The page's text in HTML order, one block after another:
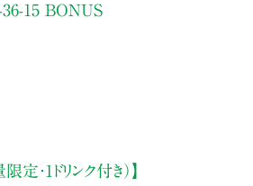
15 BONUS
定・1ドリンク付き）】